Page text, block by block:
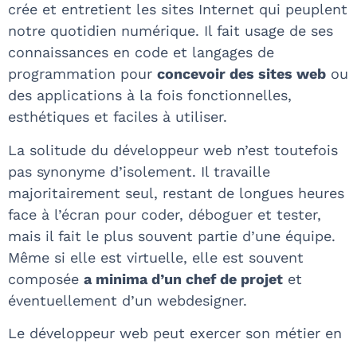
crée et entretient les sites Internet qui peuplent
notre quotidien numérique. Il fait usage de ses
connaissances en code et langages de
programmation pour concevoir des sites web ou
des applications à la fois fonctionnelles,
esthétiques et faciles à utiliser.
La solitude du développeur web n’est toutefois
pas synonyme d’isolement. Il travaille
majoritairement seul, restant de longues heures
face à l’écran pour coder, déboguer et tester,
mais il fait le plus souvent partie d’une équipe.
Même si elle est virtuelle, elle est souvent
composée a minima d’un chef de projet et
éventuellement d’un webdesigner.
Le développeur web peut exercer son métier en